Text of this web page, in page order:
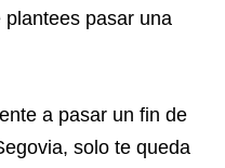
pasar una
a pasar un fin de
solo te queda